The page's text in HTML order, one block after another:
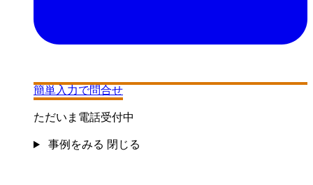
簡単入力で問合せ
ただいま電話受付中
事例をみる 閉じる